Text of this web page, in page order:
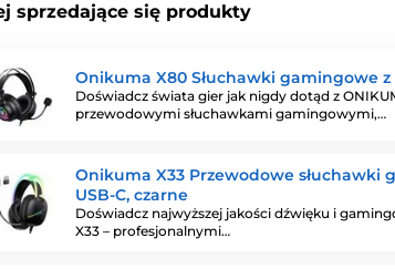
sprzedające się produkty
Onikuma X80 Słuchawki gamingowe
Doświadcz świata gier jak nigdy dotąd z
przewodowymi słuchawkami gamingowymi,…
Onikuma X33 Przewodowe słuchawki
USB-C, czarne
Doświadcz najwyższej jakości dźwięku i
X33 – profesjonalnymi…